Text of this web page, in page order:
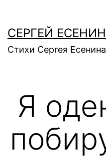
содержимому
СЕРГЕЙ ЕСЕНИН
Стихи Сергея Есенина
Я